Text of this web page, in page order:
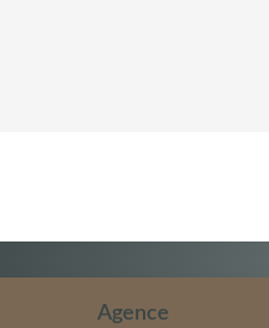
Agence